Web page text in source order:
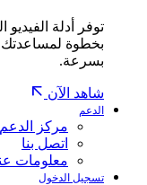
بخطوة لمساعدتك
بسرعة.
شاهد الآن
الدعم
مركز الدعم
اتصل بنا
معلومات
تسجيل الدخول